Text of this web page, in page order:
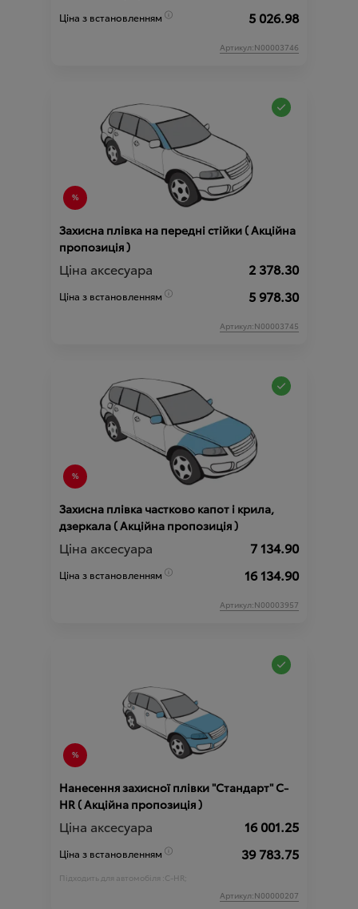
Ціна з встановленням 5 026.98
Артикул:N00003746
Захисна плівка на передні стійки ( Акційна
пропозиція )
Ціна аксесуара 2 378.30
Ціна з встановленням 5 978.30
Артикул:N00003745
Захисна плівка частково капот і крила,
дзеркала ( Акційна пропозиція )
Ціна аксесуара 7 134.90
Ціна з встановленням 16 134.90
Артикул:N00003957
Нанесення захисної плівки "Стандарт" C-
HR ( Акційна пропозиція )
Ціна аксесуара 16 001.25
Ціна з встановленням 39 783.75
Підходить для автомобіля :C-HR;
Артикул:N00000207